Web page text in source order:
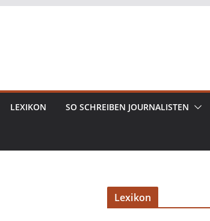
LEXIKON SO SCHREIBEN JOURNALISTEN
Lexikon